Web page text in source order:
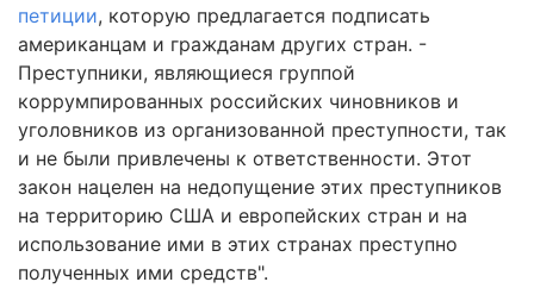
петиции, которую предлагается подписать
американцам и гражданам других стран. -
Преступники, являющиеся группой
коррумпированных российских чиновников и
уголовников из организованной преступности, так
и не были привлечены к ответственности. Этот
закон нацелен на недопущение этих преступников
на территорию США и европейских стран и на
использование ими в этих странах преступно
полученных ими средств".